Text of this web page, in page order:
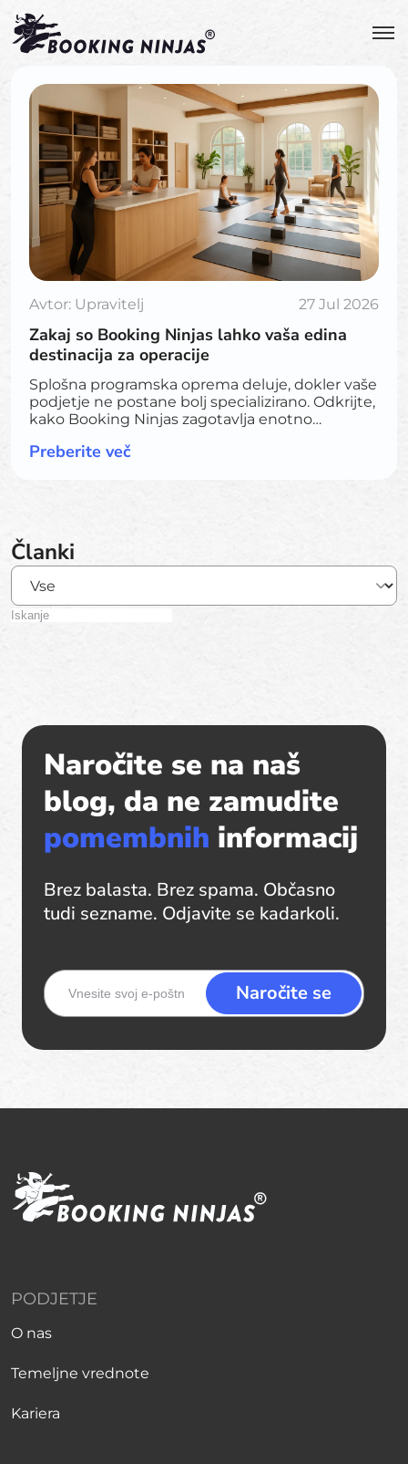
Avtor: Upravitelj 27 Jul 2026
Zakaj so Booking Ninjas lahko vaša edina
destinacija za operacije
Splošna programska oprema deluje, dokler vaše
podjetje ne postane bolj specializirano. Odkrijte,
kako Booking Ninjas zagotavlja enotno
delovnimi tokovi, integracijami, portali in
Preberite več
Članki
Naročite se na naš
blog, da ne zamudite
pomembnih informacij
Brez balasta. Brez spama. Občasno
tudi sezname. Odjavite se kadarkoli.
PODJETJE
O nas
Temeljne vrednote
Kariera